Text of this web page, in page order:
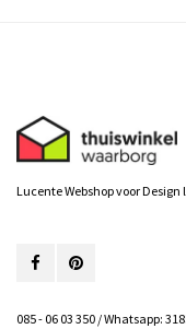
Lucente Webshop voor
085 - 06 03 350 / Whatsapp: